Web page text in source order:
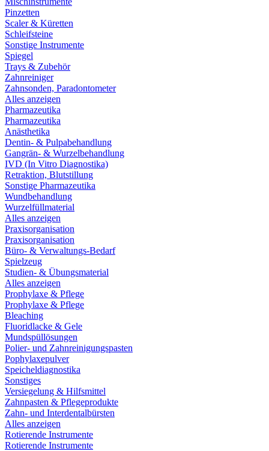
Pinzetten
Scaler & Küretten
Schleifsteine
Sonstige Instrumente
Spiegel
Trays & Zubehör
Zahnreiniger
Zahnsonden, Paradontometer
Alles anzeigen
Pharmazeutika
Pharmazeutika
Anästhetika
Dentin- & Pulpabehandlung
Gangrän- & Wurzelbehandlung
IVD (In Vitro Diagnostika)
Retraktion, Blutstillung
Sonstige Pharmazeutika
Wundbehandlung
Wurzelfüllmaterial
Alles anzeigen
Praxisorganisation
Praxisorganisation
Büro- & Verwaltungs-Bedarf
Spielzeug
Studien- & Übungsmaterial
Alles anzeigen
Prophylaxe & Pflege
Prophylaxe & Pflege
Bleaching
Fluoridlacke & Gele
Mundspüllösungen
Polier- und Zahnreinigungspasten
Pophylaxepulver
Speicheldiagnostika
Sonstiges
Versiegelung & Hilfsmittel
Zahnpasten & Pflegeprodukte
Zahn- und Interdentalbürsten
Alles anzeigen
Rotierende Instrumente
Rotierende Instrumente